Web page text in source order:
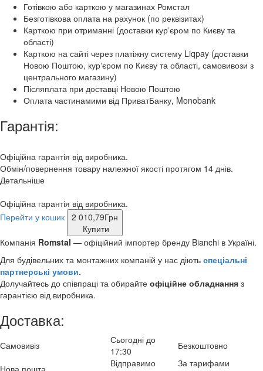
Готівкою або карткою у магазинах Ромстал
Безготівкова оплата на рахунок (по реквізитах)
Карткою при отриманні (доставки курʼєром по Києву та
області)
Карткою на сайті через платіжну систему Liqpay (доставки
Новою Поштою, курʼєром по Києву та області, самовивози з
центрального магазину)
Післяплата при доставці Новою Поштою
Оплата частинамими від ПриватБанку, Monobank
Гарантія:
Офіційна гарантія від виробника.
Обмін/повернення товару належної якості протягом 14 днів.
Детальніше
Офіційна гарантія від виробника.
Перейти у кошик 2 010,79Грн
Купити
Компанія Romstal — офіційний імпортер бренду Bianchi в Україні.
Для будівельних та монтажних компаній у нас діють спеціальні
партнерські умови.
Долучайтесь до співпраці та обирайте офіційне обладнання з
гарантією від виробника.
Доставка:
Самовивіз
Сьогодні до
17:30
Безкоштовно
Нова пошта
Відправимо
За тарифами